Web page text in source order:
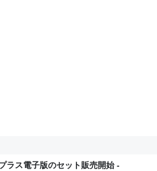
ラス電子版のセット販売開始 -